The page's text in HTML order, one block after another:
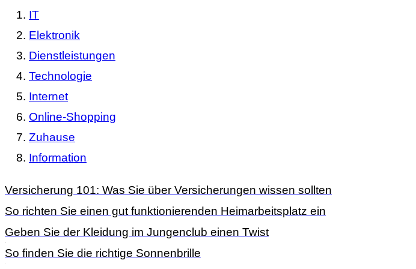
IT
Elektronik
Dienstleistungen
Technologie
Internet
Online-Shopping
Zuhause
Information
Versicherung 101: Was Sie über Versicherungen wissen sollten
So richten Sie einen gut funktionierenden Heimarbeitsplatz ein
Geben Sie der Kleidung im Jungenclub einen Twist
So finden Sie die richtige Sonnenbrille